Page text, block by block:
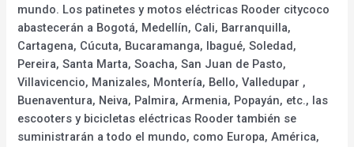
mundo. Los patinetes y motos eléctricas Rooder citycoco
abastecerán a Bogotá, Medellín, Cali, Barranquilla,
Cartagena, Cúcuta, Bucaramanga, Ibagué, Soledad,
Pereira, Santa Marta, Soacha, San Juan de Pasto,
Villavicencio, Manizales, Montería, Bello, Valledupar ,
Buenaventura, Neiva, Palmira, Armenia, Popayán, etc., las
escooters y bicicletas eléctricas Rooder también se
suministrarán a todo el mundo, como Europa, América,